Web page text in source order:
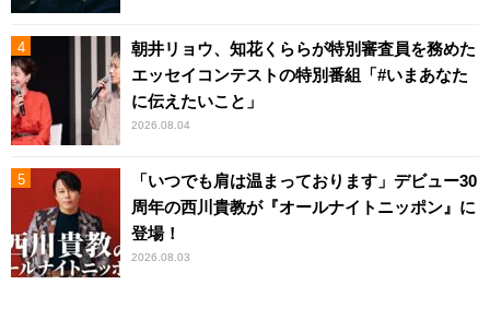
朝井リョウ、知花くららが特別審査員を務めた
エッセイコンテストの特別番組「#いまあなた
に伝えたいこと」
2026.08.04
「いつでも肩は温まっております」デビュー30
周年の西川貴教が『オールナイトニッポン』に
登場！
2026.08.03